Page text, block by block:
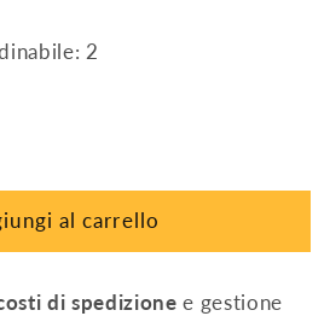
2
al carrello
di spedizione e gestione